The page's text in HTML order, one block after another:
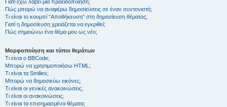
Γιατί έχω λάβει μια προειδοποίηση;
Πώς μπορώ να αναφέρω δημοσιεύσεις σε έναν συντονιστή;
Τι είναι το κουμπί “Αποθήκευση” στη δημοσίευση θέματος;
Γιατί η δημοσίευση χρειάζεται να εγκριθεί;
Πώς σημειώνω ένα θέμα μου ως νέο;
Μορφοποίηση και τύποι θεμάτων
Τι είναι ο BBCode;
Μπορώ να χρησιμοποιήσω HTML;
Τι είναι τα Smilies;
Μπορώ να δημοσιεύω εικόνες;
Τι είναι οι γενικές ανακοινώσεις;
Τι είναι οι ανακοινώσεις;
Τι είναι τα επισημασμένα θέματα;